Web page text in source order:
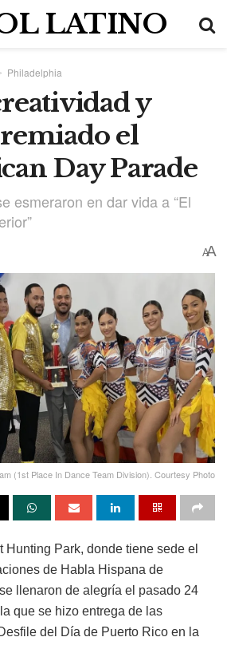
LATINO
Philadelphia
y
el
Day Parade
esmeraron en dar vida a “El
AA
(1st Place In Dance Team Division). Courtesy Photo
Hunting Park, donde tiene sede el
de Habla Hispana de
llenaron de alegría el pasado 24
que se hizo entrega de las
del Día de Puerto Rico en la